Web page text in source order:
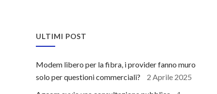
ULTIMI POST
Modem libero per la fibra, i provider fanno muro
solo per questioni commerciali?
2 Aprile 2025